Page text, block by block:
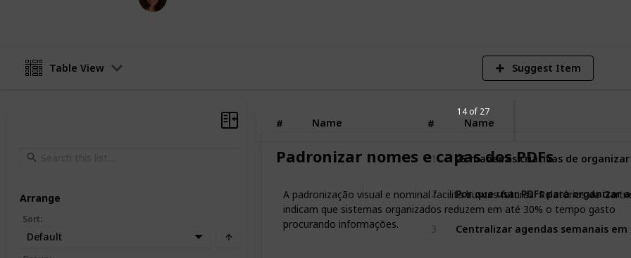
Padronizar nomes e capas dos PDFs
A padronização visual e nominal facilita buscas futuras. Relatórios da
indicam que sistemas organizados reduzem em até 30% o tempo gasto
procurando informações.
14 of 27
Table View Suggest Item
# Name # Name
1 25 maneiras criativas de organizar
2 Por que usar PDFs para organizar
3 Centralizar agendas semanais em
Arrange
Sort:
Default